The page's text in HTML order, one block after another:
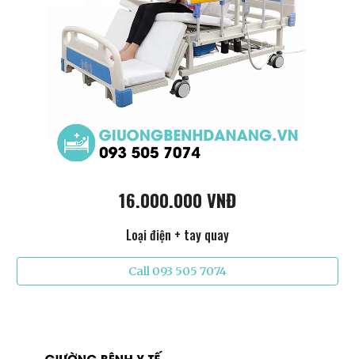
16.000.000 VNĐ
Loại điện + tay quay
Call 093 505 7074